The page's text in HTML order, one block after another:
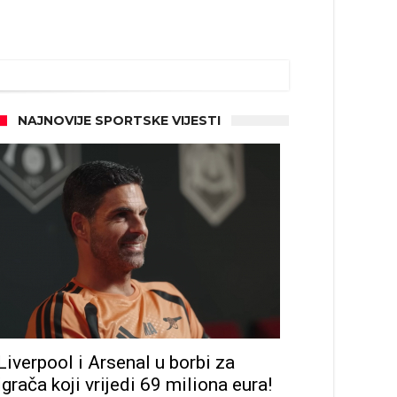
NAJNOVIJE SPORTSKE VIJESTI
i Arsenal u borbi za
koji vrijedi 69 miliona eura!